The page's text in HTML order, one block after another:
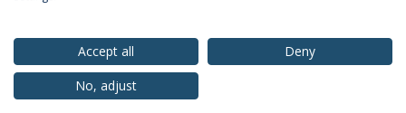
© 2026 Universidade Católica Portuguesa
Accept all
Deny
No, adjust